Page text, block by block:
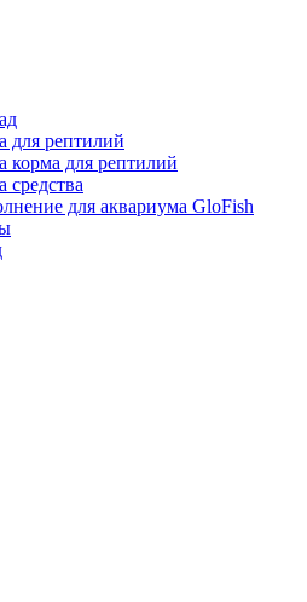
для рептилий
корма для рептилий
средства
для аквариума GloFish